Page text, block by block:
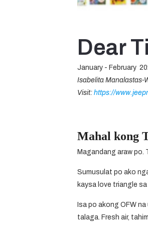
Dear
January - February
Isabelita Manalastas-
Visit: https://
Mahal kong
Magandang araw po.
Sumusulat po ako
kaysa love triangle
Isa po akong OFW
talaga. Fresh air,